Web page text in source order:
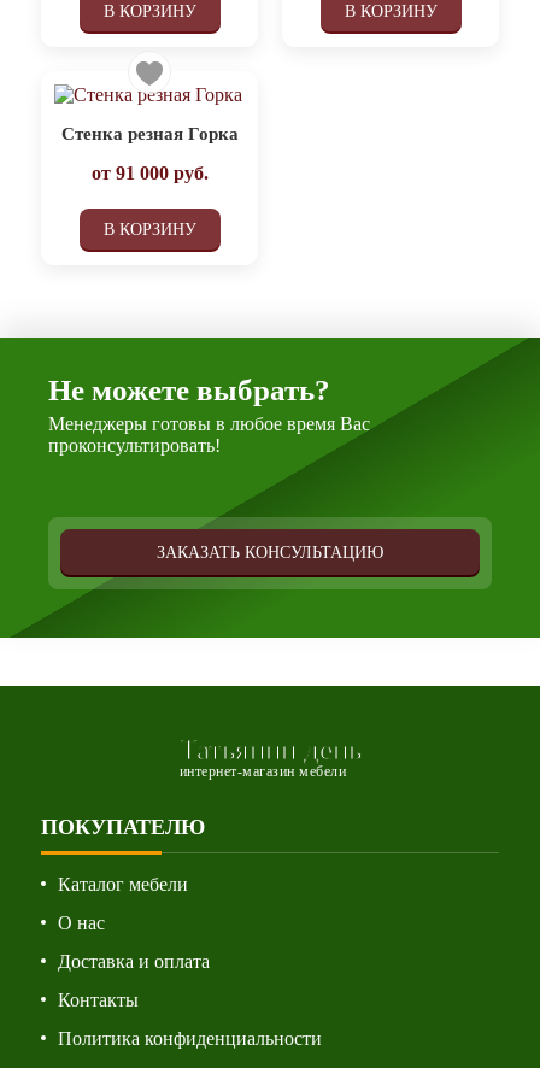
В КОРЗИНУ В КОРЗИНУ
Стенка резная Горка
от 91 000руб.
В КОРЗИНУ
Не можете выбрать?
Менеджеры готовы в любое время Вас
проконсультировать!
ЗАКАЗАТЬ КОНСУЛЬТАЦИЮ
Татьянин день
интернет-магазин мебели
ПОКУПАТЕЛЮ
Каталог мебели
О нас
Доставка и оплата
Контакты
Политика конфиденциальности